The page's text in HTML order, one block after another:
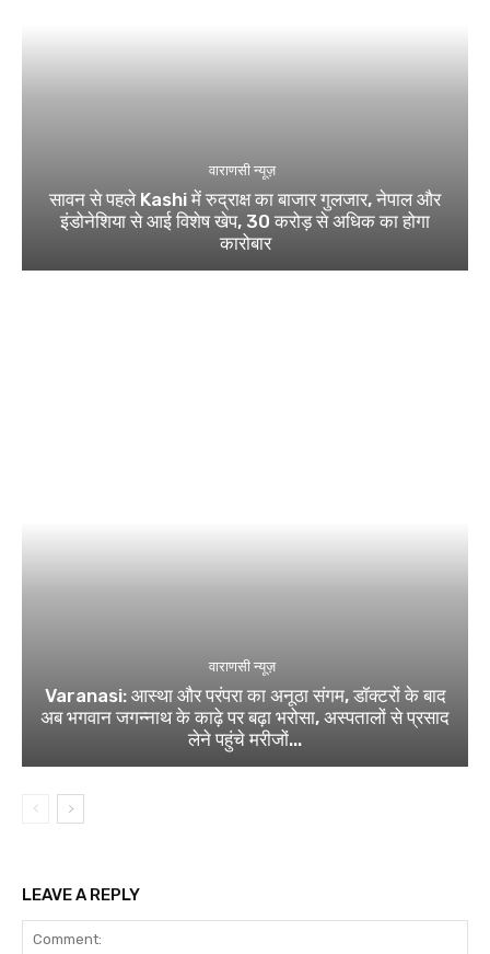
वाराणसी न्यूज़
सावन से पहले Kashi में रुद्राक्ष का बाजार गुलजार, नेपाल और
इंडोनेशिया से आई विशेष खेप, 30 करोड़ से अधिक का होगा
कारोबार
वाराणसी न्यूज़
Varanasi: आस्था और परंपरा का अनूठा संगम, डॉक्टरों के बाद
अब भगवान जगन्नाथ के काढ़े पर बढ़ा भरोसा, अस्पतालों से प्रसाद
लेने पहुंचे मरीजों...
LEAVE A REPLY